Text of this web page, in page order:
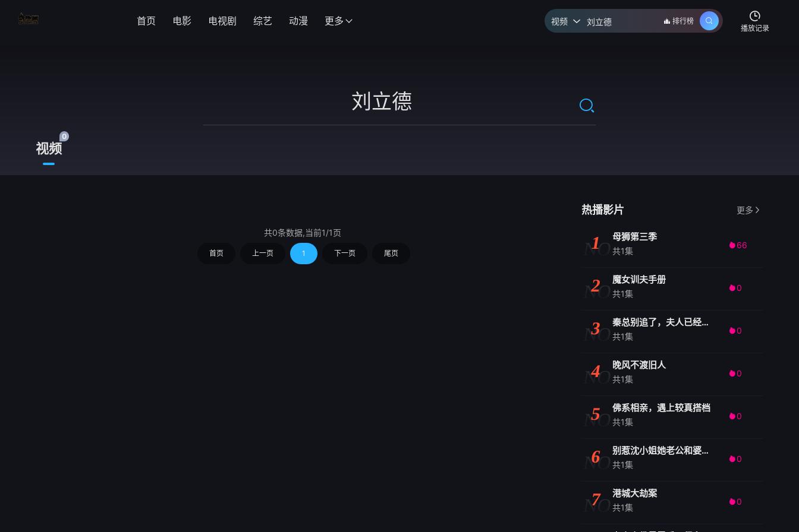
首页 电影 电视剧 综艺 动漫 更多 视频 
排行榜
播放记录
视频
0
共0条数据,当前1/1页
首页 上一页 1 下一页 尾页
热播影片 更多
NO
1 母狮第三季
共1集
 66
NO
2 魔女训夫手册
共1集
0
NO
3 秦总别追了，夫人已经嫁人了
共1集
0
NO
4 晚风不渡旧人
共1集
0
NO
5 佛系相亲，遇上较真搭档
共1集
0
NO
6 别惹沈小姐她老公和婆婆都是狠角色
共1集
0
NO
7 港城大劫案
共1集
0